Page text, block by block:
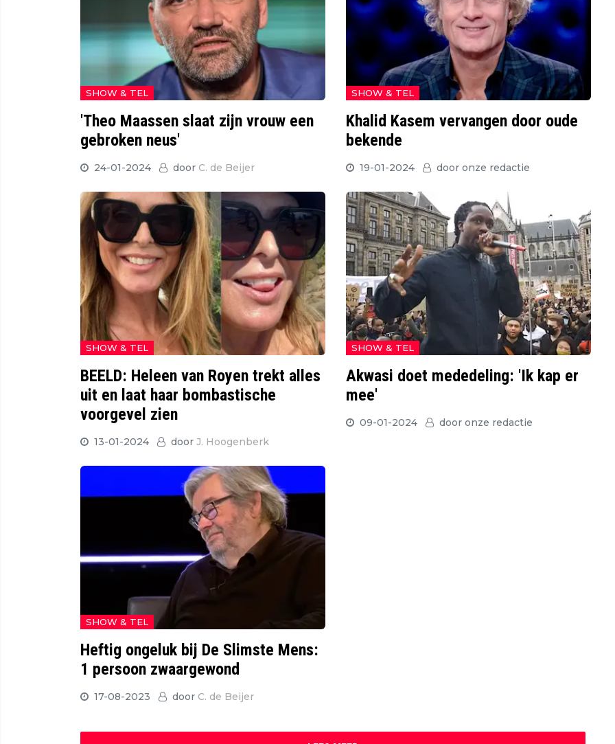
SHOW & TEL
'Theo Maassen slaat zijn vrouw een
gebroken neus'
24-01-2024 door C. de Beijer
SHOW & TEL
Khalid Kasem vervangen door oude
bekende
19-01-2024 door onze redactie
SHOW & TEL
BEELD: Heleen van Royen trekt alles
uit en laat haar bombastische
voorgevel zien
13-01-2024 door J. Hoogenberk
SHOW & TEL
Akwasi doet mededeling: 'Ik kap er
mee'
09-01-2024 door onze redactie
SHOW & TEL
Heftig ongeluk bij De Slimste Mens:
1 persoon zwaargewond
17-08-2023 door C. de Beijer